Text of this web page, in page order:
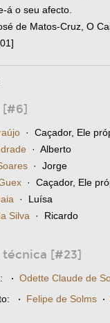
á o seu afecto.
de Matos-Cruz, O
[#6]
· Caçador, Ele
· Alberto
· Jorge
· Caçador, Ele
· Luísa
Silva · Ricardo
técnica [#23]
· Odette Claude de
· Felipe de Solms ·